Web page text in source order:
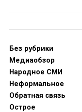
Без рубрики
Медиаобзор
Народное СМИ
Неформальное
Обратная связь
Острое